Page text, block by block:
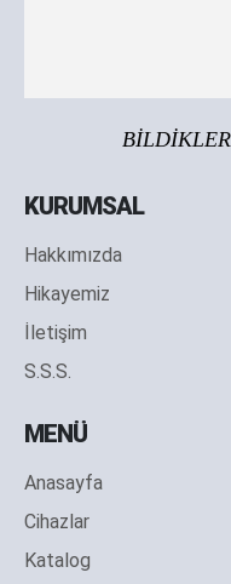
KURUMSAL
Hakkımızda
Hikayemiz
İletişim
S.S.S.
MENÜ
Anasayfa
Cihazlar
Katalog